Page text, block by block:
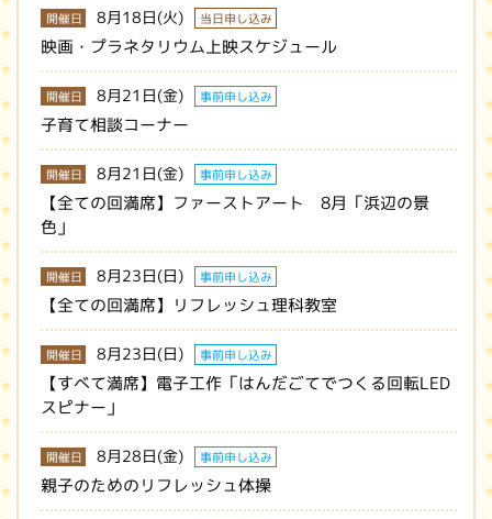
開催日 8月18日(火) 当日申し込み
映画・プラネタリウム上映スケジュール
開催日 8月21日(金) 事前申し込み
子育て相談コーナー
開催日 8月21日(金) 事前申し込み
【全ての回満席】ファーストアート 8月「浜辺の景
色」
開催日 8月23日(日) 事前申し込み
【全ての回満席】リフレッシュ理科教室
開催日 8月23日(日) 事前申し込み
【すべて満席】電子工作「はんだごてでつくる回転LED
スピナー」
開催日 8月28日(金) 事前申し込み
親子のためのリフレッシュ体操